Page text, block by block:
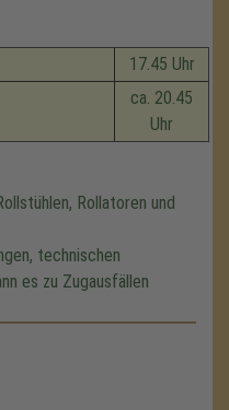
17.45 Uhr
ca. 20.45
Uhr
Rollatoren und
technischen
es zu Zugausfällen